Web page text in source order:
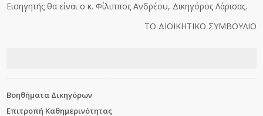
Εισηγητής θα είναι ο κ. Φίλιππος Ανδρέου, Δικηγόρος Λάρισας.
ΤΟ ΔΙΟΙΚΗΤΙΚΟ ΣΥΜΒΟΥΛΙΟ
Βοηθήματα Δικηγόρων
Επιτροπή Καθημερινότητας